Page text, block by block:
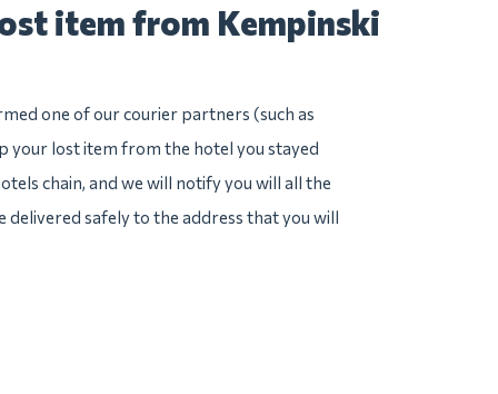
item from Kempinski
one of our courier partners (such as
your lost item from the hotel you stayed
chain, and we will notify you will all the
safely to the address that you will